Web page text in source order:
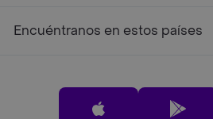
Encuéntranos en estos países